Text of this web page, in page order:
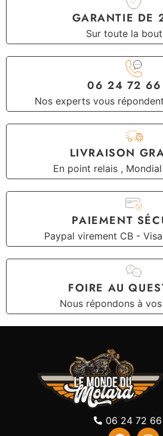
GARANTIE DE
Sur toute la
06 24 72 66
Nos experts vous
LIVRAISON
En point relais ,
PAIEMENT
Paypal virement CB -
FOIRE AU
Nous répondons à
06 24 72 66